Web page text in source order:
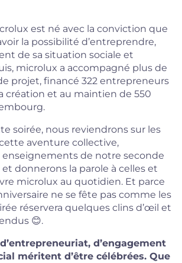
est né avec la conviction que
la possibilité d’entreprendre,
de sa situation sociale et
microlux a accompagné plus de
projet, financé 322 entrepreneurs
création et au maintien de 550
soirée, nous reviendrons sur les
aventure collective,
enseignements de notre seconde
donnerons la parole à celles et
microlux au quotidien. Et parce
ne se fête pas comme les
réservera quelques clins d’œil et
😊.
d’engagement
méritent d’être célébrées. Que